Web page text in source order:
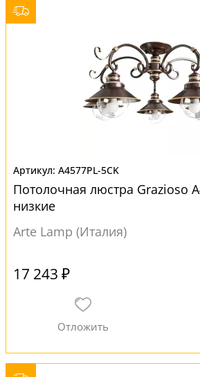
A4577PL-5CK
Потолочная люстра Grazioso
низкие
Arte Lamp (Италия)
17 243 ₽